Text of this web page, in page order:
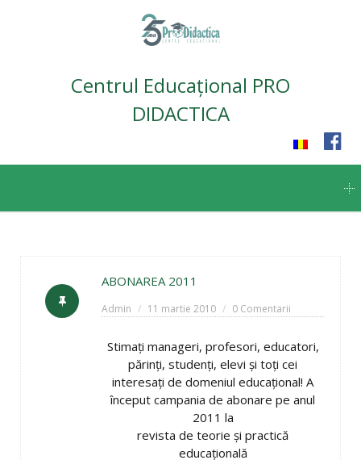
Centrul Educațional PRO
DIDACTICA
content
ABONAREA 2011
Admin 11 martie 2010 0 Comentarii
Stimaţi manageri, profesori, educatori,
părinţi, studenţi, elevi şi toţi cei
interesaţi de domeniul educaţional! A
început campania de abonare pe anul
2011 la
revista de teorie şi practică
educaţională